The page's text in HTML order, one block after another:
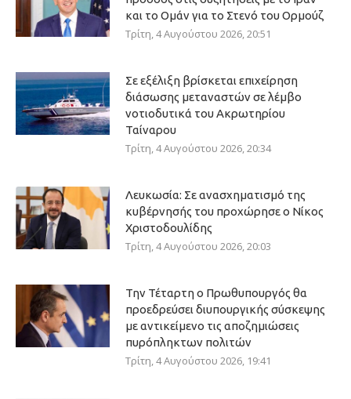
και το Ομάν για το Στενό του Ορμούζ
Τρίτη, 4 Αυγούστου 2026, 20:51
Σε εξέλιξη βρίσκεται επιχείρηση
διάσωσης μεταναστών σε λέμβο
νοτιοδυτικά του Ακρωτηρίου
Ταίναρου
Τρίτη, 4 Αυγούστου 2026, 20:34
Λευκωσία: Σε ανασχηματισμό της
κυβέρνησής του προχώρησε ο Νίκος
Χριστοδουλίδης
Τρίτη, 4 Αυγούστου 2026, 20:03
Την Τέταρτη ο Πρωθυπουργός θα
προεδρεύσει διυπουργικής σύσκεψης
με αντικείμενο τις αποζημιώσεις
πυρόπληκτων πολιτών
Τρίτη, 4 Αυγούστου 2026, 19:41